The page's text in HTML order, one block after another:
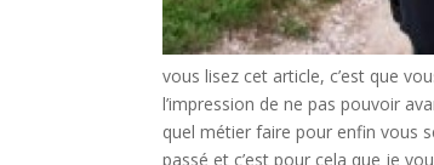
vous lisez cet article, c’est que
l’impression de ne pas pouvoir
quel métier faire pour enfin vous
passé et c’est pour cela que je